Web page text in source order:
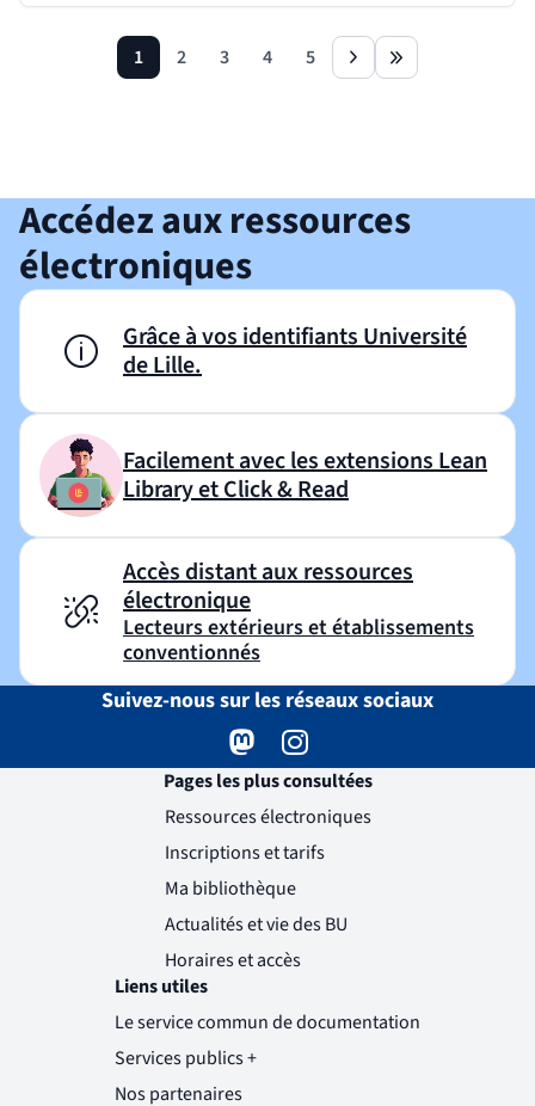
page
1 page
2 page
3 page
4 page
5 next last
Accédez aux ressources
électroniques
Grâce à vos identifiants Université
de Lille.
Facilement avec les extensions Lean
Library et Click & Read
Accès distant aux ressources
électronique
Lecteurs extérieurs et établissements
conventionnés
Suivez-nous sur les réseaux sociaux
Mastodon
( )
(nouvelle fenêtre)
Instagram
( )
(nouvelle fenêtre)
Pages les plus consultées
Ressources électroniques
Inscriptions et tarifs
Ma bibliothèque
Actualités et vie des BU
Horaires et accès
Liens utiles
Le service commun de documentation
Services publics +
(nouvelle fenêtre)
Nos partenaires